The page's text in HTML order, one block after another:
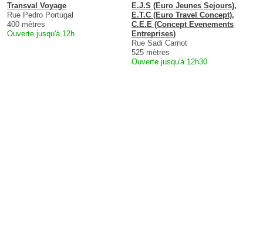
Transval Voyage
Rue Pedro Portugal
400 mètres
Ouverte jusqu'à 12h
E.J.S (Euro Jeunes Sejours),
E.T.C (Euro Travel Concept),
C.E.E (Concept Evenements
Entreprises)
Rue Sadi Carnot
525 mètres
Ouverte jusqu'à 12h30